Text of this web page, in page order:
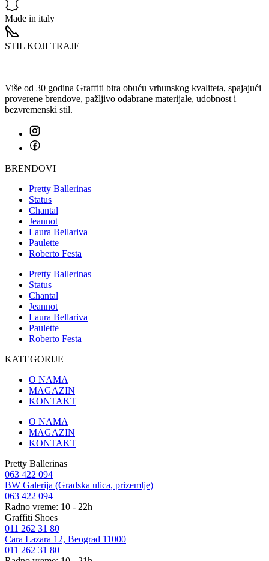
Made in italy
STIL KOJI TRAJE
Više od 30 godina Graffiti bira obuću vrhunskog kvaliteta, spajajući
proverene brendove, pažljivo odabrane materijale, udobnost i
bezvremenski stil.
BRENDOVI
Pretty Ballerinas
Status
Chantal
Jeannot
Laura Bellariva
Paulette
Roberto Festa
Pretty Ballerinas
Status
Chantal
Jeannot
Laura Bellariva
Paulette
Roberto Festa
KATEGORIJE
O NAMA
MAGAZIN
KONTAKT
O NAMA
MAGAZIN
KONTAKT
Pretty Ballerinas
063 422 094
BW Galerija (Gradska ulica, prizemlje)
063 422 094
Radno vreme: 10 - 22h
Graffiti Shoes
011 262 31 80
Cara Lazara 12, Beograd 11000
011 262 31 80